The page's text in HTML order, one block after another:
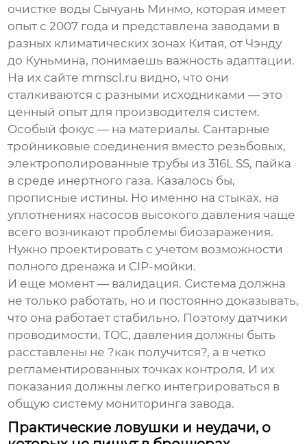
очистке воды Сычуань Минмо, которая имеет
опыт с 2007 года и представлена заводами в
разных климатических зонах Китая, от Чэнду
до Куньмина, понимаешь важность адаптации.
На их сайте mmscl.ru видно, что они
сталкиваются с разными исходниками — это
ценный опыт для производителя систем.
Особый фокус — на материалы. Сантарные
тройниковые соединения вместо резьбовых,
электрополированные трубы из 316L SS, пайка
в среде инертного газа. Казалось бы,
прописные истины. Но именно на стыках, на
уплотнениях насосов высокого давления чаще
всего возникают проблемы биозаражения.
Нужно проектировать с учетом возможности
полного дренажа и CIP-мойки.
И еще момент — валидация. Система должна
не только работать, но и постоянно доказывать,
что она работает стабильно. Поэтому датчики
проводимости, TOC, давления должны быть
расставлены не ?как получится?, а в четко
регламентированных точках контроля. И их
показания должны легко интегрироваться в
общую систему мониторинга завода.
Практические ловушки и неудачи, о